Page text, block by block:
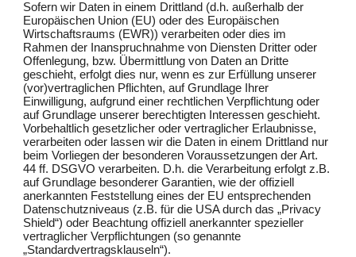
Sofern wir Daten in einem Drittland (d.h. außerhalb der
Europäischen Union (EU) oder des Europäischen
Wirtschaftsraums (EWR)) verarbeiten oder dies im
Rahmen der Inanspruchnahme von Diensten Dritter oder
Offenlegung, bzw. Übermittlung von Daten an Dritte
geschieht, erfolgt dies nur, wenn es zur Erfüllung unserer
(vor)vertraglichen Pflichten, auf Grundlage Ihrer
Einwilligung, aufgrund einer rechtlichen Verpflichtung oder
auf Grundlage unserer berechtigten Interessen geschieht.
Vorbehaltlich gesetzlicher oder vertraglicher Erlaubnisse,
verarbeiten oder lassen wir die Daten in einem Drittland nur
beim Vorliegen der besonderen Voraussetzungen der Art.
44 ff. DSGVO verarbeiten. D.h. die Verarbeitung erfolgt z.B.
auf Grundlage besonderer Garantien, wie der offiziell
anerkannten Feststellung eines der EU entsprechenden
Datenschutzniveaus (z.B. für die USA durch das „Privacy
Shield“) oder Beachtung offiziell anerkannter spezieller
vertraglicher Verpflichtungen (so genannte
„Standardvertragsklauseln“).